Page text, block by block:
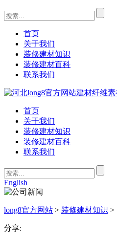
首页
关于我们
装修建材知识
装修建材百科
联系我们
首页
关于我们
装修建材知识
装修建材百科
联系我们
English
long8官方网站 > 装修建材知识 >
分享: